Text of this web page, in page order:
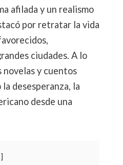
afilada y un realismo
por retratar la vida
ciudades. A lo
novelas y cuentos
desesperanza, la
desde una